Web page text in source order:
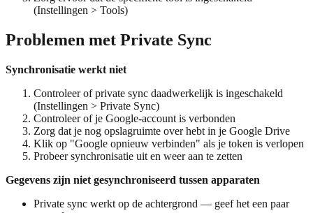
(Instellingen > Tools)
Problemen met Private Sync
Synchronisatie werkt niet
Controleer of private sync daadwerkelijk is ingeschakeld
(Instellingen > Private Sync)
Controleer of je Google-account is verbonden
Zorg dat je nog opslagruimte over hebt in je Google Drive
Klik op "Google opnieuw verbinden" als je token is verlopen
Probeer synchronisatie uit en weer aan te zetten
Gegevens zijn niet gesynchroniseerd tussen apparaten
Private sync werkt op de achtergrond — geef het een paar